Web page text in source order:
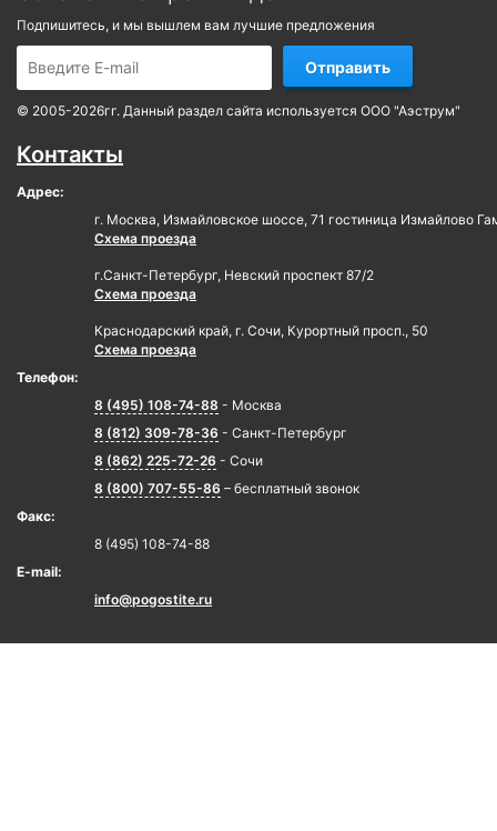
Подпишитесь, и мы вышлем вам лучшие предложения
Отправить
© 2005-2026гг. Данный раздел сайта используется ООО "Аэструм"
Контакты
Адрес:
г. Москва, Измайловское шоссе, 71 гостиница Измайлово
Схема проезда
г.Санкт-Петербург, Невский проспект 87/2
Схема проезда
Краснодарский край, г. Сочи, Курортный просп., 50
Схема проезда
Телефон:
8 (495) 108-74-88 - Москва
8 (812) 309-78-36 - Санкт-Петербург
8 (862) 225-72-26 - Сочи
8 (800) 707-55-86 – бесплатный звонок
Факс:
8 (495) 108-74-88
E-mail:
info@pogostite.ru